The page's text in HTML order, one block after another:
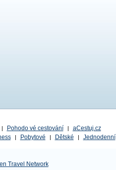
| Pohodo vé cestování |
aCestuj.cz
| Pobytové | Dětské | Jednodenní
Travel Network